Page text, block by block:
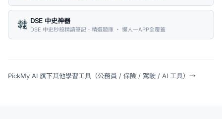
DSE 中史神器
DSE 中史秒殺精讀筆記．精選題庫 ・ 懶人一APP全覆蓋
PickMy AI 旗下其他學習工具（公務員 / 保險 / 駕駛 / AI 工具） →